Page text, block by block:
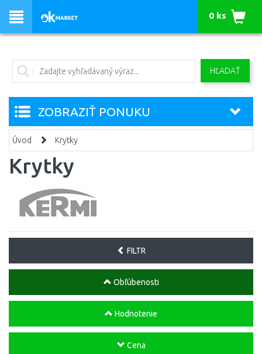
HĽADAŤ
0 ks
ZOBRAZIŤ PONUKU
Úvod Krytky
Krytky
FILTR
Obľúbenosti
Hodnotenie
Cena